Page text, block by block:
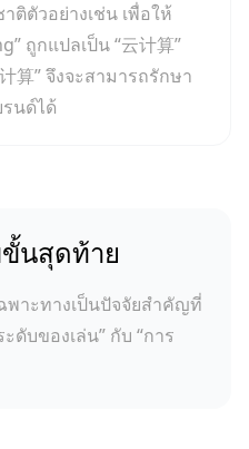
ติตัวอย่างเช่น เพื่อให้
ถูกแปลเป็น “云计算”
算” จึงจะสามารถรักษา
นด์ได้
นสุดท้าย
พาะทางเป็นปัจจัยสำคัญที่
ดับของเล่น” กับ “การ